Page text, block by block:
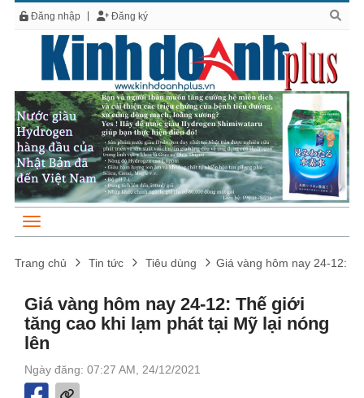
Đăng nhập Đăng ký
Trang chủ Tin tức Tiêu dùng Giá vàng hôm nay 24-12:
Giá vàng hôm nay 24-12: Thế giới
tăng cao khi lạm phát tại Mỹ lại nóng
lên
Ngày đăng: 07:27 AM, 24/12/2021